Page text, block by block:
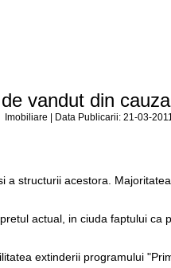
vandut din
Imobiliare | Data Publicarii: 21-03-
structurii acestora.
actual, in ciuda faptului
extinderii programului